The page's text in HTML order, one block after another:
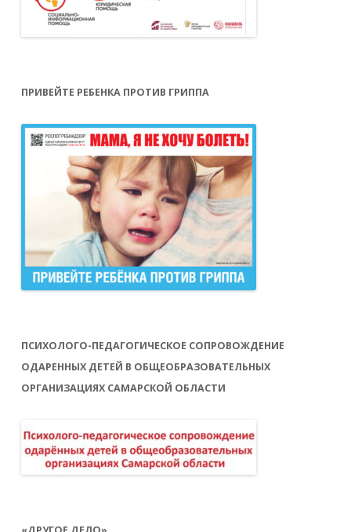
ПРИВЕЙТЕ РЕБЕНКА ПРОТИВ ГРИППА
ПСИХОЛОГО-ПЕДАГОГИЧЕСКОЕ СОПРОВОЖДЕНИЕ
ОДАРЕННЫХ ДЕТЕЙ В ОБЩЕОБРАЗОВАТЕЛЬНЫХ
ОРГАНИЗАЦИЯХ САМАРСКОЙ ОБЛАСТИ